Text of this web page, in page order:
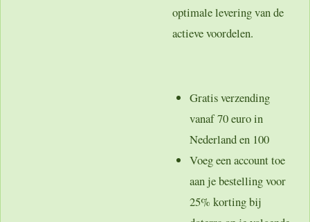
optimale levering van de
actieve voordelen.
Gratis verzending
vanaf 70 euro in
Nederland en 100
Voeg een account toe
aan je bestelling voor
25% korting bij